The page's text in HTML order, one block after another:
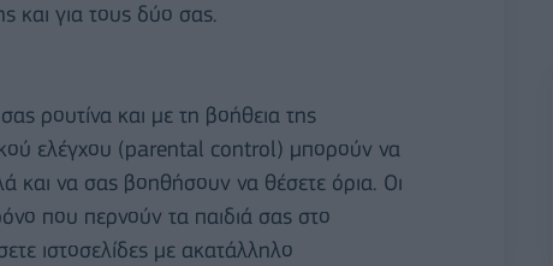
και για τους δύο σας.
ρουτίνα και με τη βοήθεια της
ελέγχου (parental control) μπορούν να
και να σας βοηθήσουν να θέσετε όρια. Οι
που περνούν τα παιδιά σας στο
ιστοσελίδες με ακατάλληλο